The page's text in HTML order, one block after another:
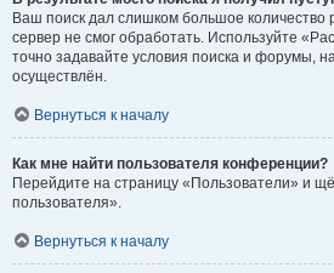
Ваш поиск дал слишком большое количество
сервер не смог обработать. Используйте
точно задавайте условия поиска и форумы,
осуществлён.
Вернуться к началу
Как мне найти пользователя конференции?
Перейдите на страницу «Пользователи» и
пользователя».
Вернуться к началу